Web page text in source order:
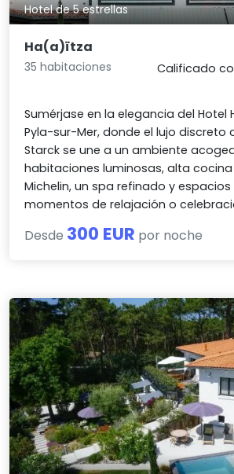
Hotel de 5 estrellas
Ha(a)ïtza
35 habitaciones
Calificado
Sumérjase en la elegancia del Hotel
Pyla-sur-Mer, donde el lujo discreto
Starck se une a un ambiente
habitaciones luminosas, alta
Michelin, un spa refinado y
momentos de relajación o
Desde 300 EUR por noche